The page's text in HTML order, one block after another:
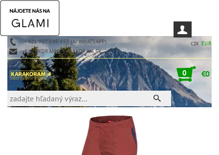
+421 907 849 453 (AJ WHATSAPP)
KARAKORAM@KARAKORAM.SK
CZK EUR
0 €0